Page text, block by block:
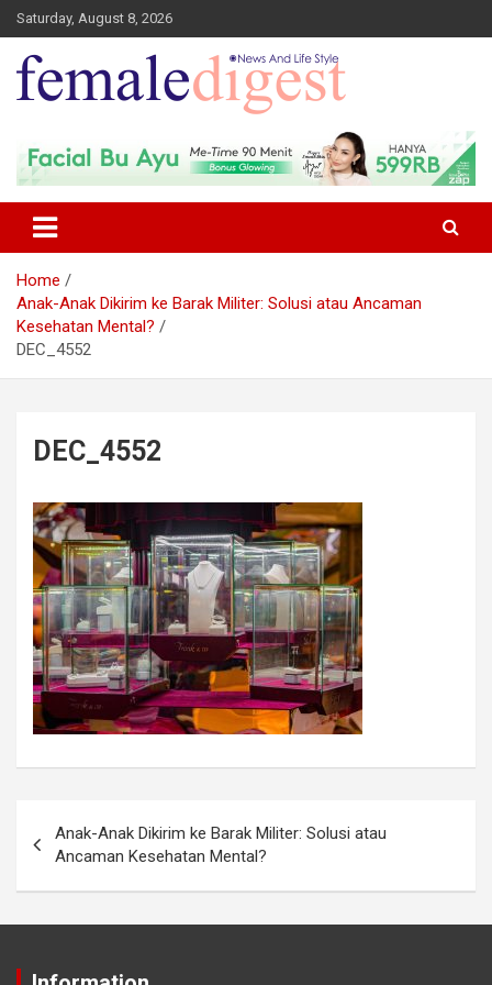
Saturday, August 8, 2026
Female Digest
Home
Anak-Anak Dikirim ke Barak Militer: Solusi atau Ancaman
Kesehatan Mental?
DEC_4552
DEC_4552
Anak-Anak Dikirim ke Barak Militer: Solusi atau
Ancaman Kesehatan Mental?